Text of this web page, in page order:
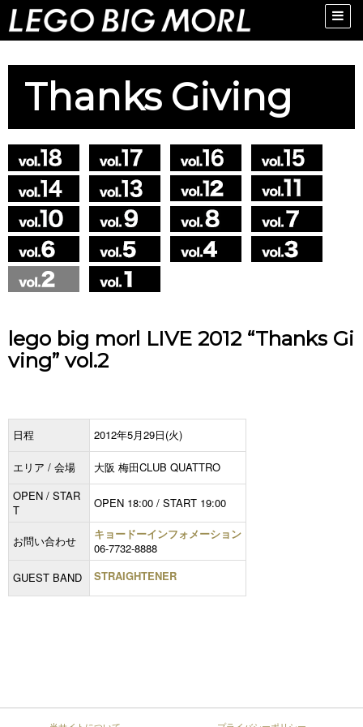
Toggle
Thanks Giving
lego big morl LIVE 2012 “Thanks Gi
ving” vol.2
日程 2012年5月29日(火)
エリア / 会場
大阪 梅田CLUB QUATTRO
OPEN / STAR
T
OPEN 18:00 / START 19:00
お問い合わせ
キョードーインフォメーション
06-7732-8888
GUEST BAND
STRAIGHTENER